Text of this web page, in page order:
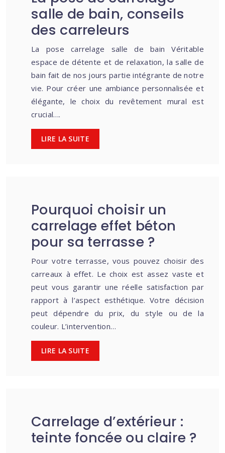
salle de bain, conseils
des carreleurs
La pose carrelage salle de bain Véritable
espace de détente et de relaxation, la salle de
bain fait de nos jours partie intégrante de notre
vie. Pour créer une ambiance personnalisée et
élégante, le choix du revêtement mural est
crucial….
LIRE LA SUITE
Pourquoi choisir un
carrelage effet béton
pour sa terrasse ?
Pour votre terrasse, vous pouvez choisir des
carreaux à effet. Le choix est assez vaste et
peut vous garantir une réelle satisfaction par
rapport à l’aspect esthétique. Votre décision
peut dépendre du prix, du style ou de la
couleur. L’intervention…
LIRE LA SUITE
Carrelage d’extérieur :
teinte foncée ou claire ?